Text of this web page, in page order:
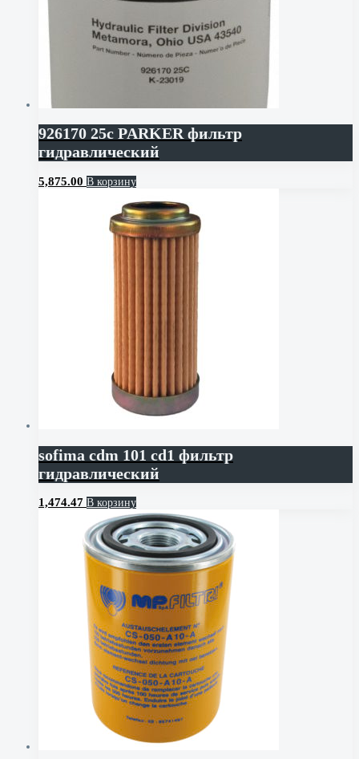
926170 25c PARKER фильтр
гидравлический
5,875.00 В корзину
sofima cdm 101 cd1 фильтр
гидравлический
1,474.47 В корзину